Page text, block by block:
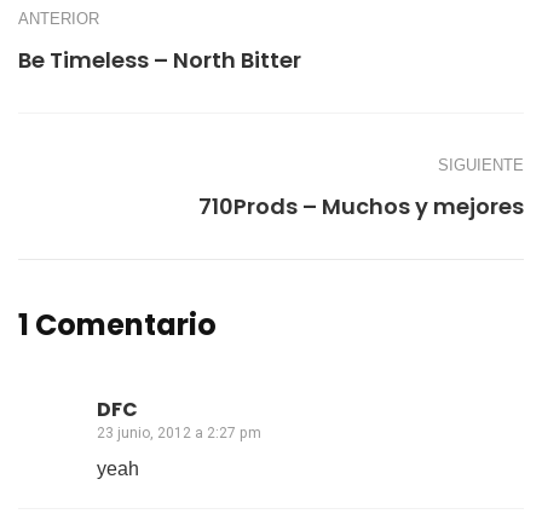
ANTERIOR
Be Timeless – North Bitter
SIGUIENTE
710Prods – Muchos y mejores
1 Comentario
DFC
23 junio, 2012 a 2:27 pm
yeah